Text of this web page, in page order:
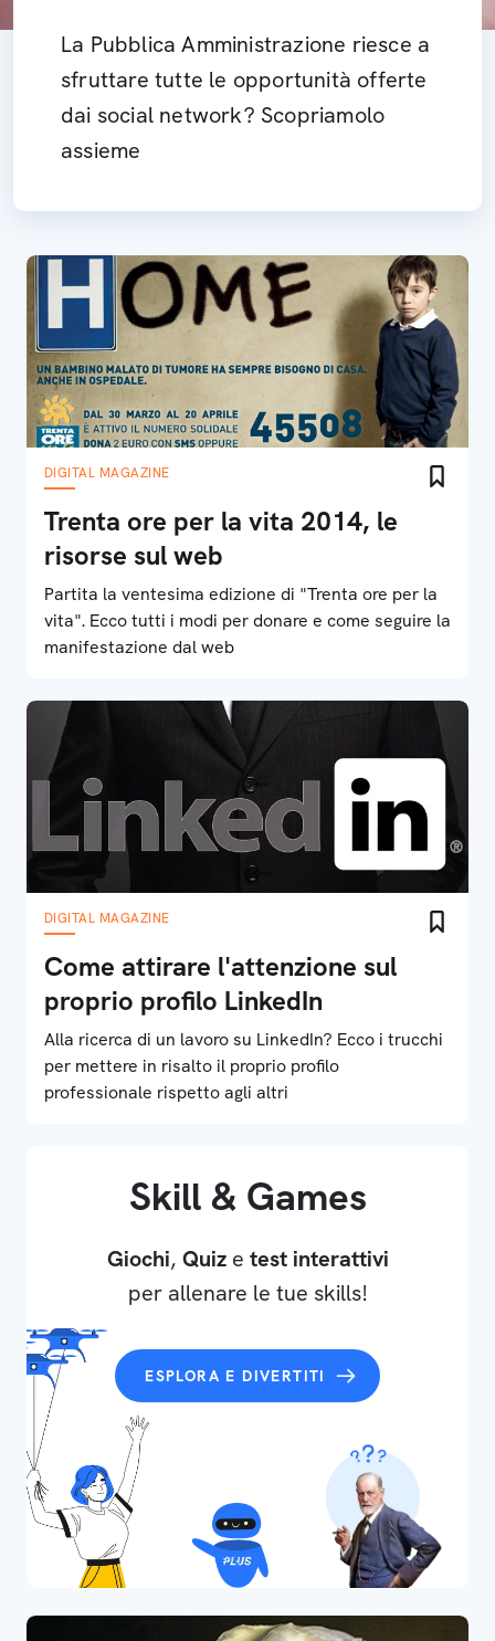
La Pubblica Amministrazione riesce a
sfruttare tutte le opportunità offerte
dai social network? Scopriamolo
assieme
DIGITAL MAGAZINE
Trenta ore per la vita 2014, le
risorse sul web
Partita la ventesima edizione di "Trenta ore per la
vita". Ecco tutti i modi per donare e come seguire la
manifestazione dal web
DIGITAL MAGAZINE
Come attirare l'attenzione sul
proprio profilo LinkedIn
Alla ricerca di un lavoro su LinkedIn? Ecco i trucchi
per mettere in risalto il proprio profilo
professionale rispetto agli altri
Skill & Games
Giochi, Quize test interattivi
per allenare le tue skills!
ESPLORA E DIVERTITI